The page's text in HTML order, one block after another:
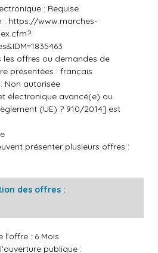
: Requise
: https://www.marches-
les offres ou demandes de
présentées : français
Non autorisée
électronique avancé(e) ou
(UE) ? 910/2014] est
présenter plusieurs offres :
des offres :
l'offre : 6 Mois
publique :